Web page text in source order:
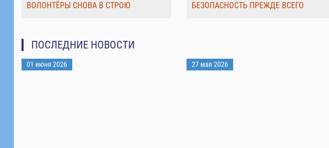
ВОЛОНТЁРЫ СНОВА В СТРОЮ БЕЗОПАСНОСТЬ ПРЕЖДЕ ВСЕГО
ПОСЛЕДНИЕ НОВОСТИ
01 июня 2026 27 мая 2026